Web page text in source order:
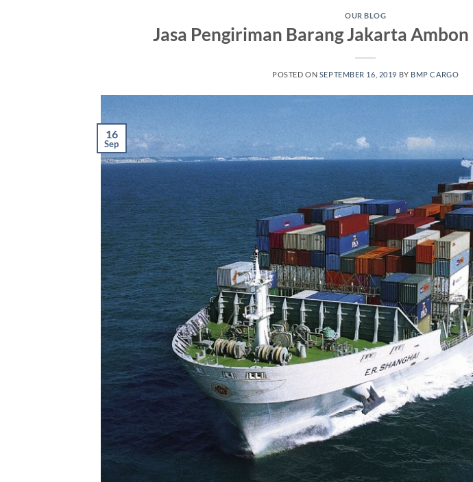
OUR BLOG
Jasa Pengiriman Barang Jakarta
POSTED ON SEPTEMBER 16, 2019 BY BMP CARGO
16
Sep